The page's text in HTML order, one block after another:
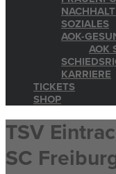
SOZIALES
AOK-
AOK
KARRIERE
TICKETS
SHOP
TSV
SC